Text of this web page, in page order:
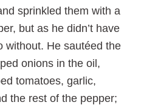
sprinkled them with a
but as he didn’t have
without. He sautéed the
onions in the oil,
tomatoes, garlic,
the rest of the pepper;